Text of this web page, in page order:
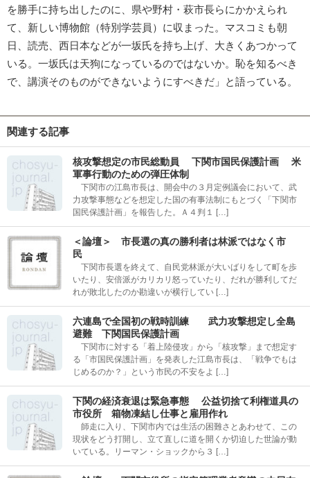
を勝手に持ち出したのに、県や野村・萩市長らにかかえられ
て、新しい博物館（特別学芸員）に収まった。マスコミも朝
日、読売、西日本などが一坂氏を持ち上げ、大きくあつかって
いる。一坂氏は天狗になっているのではないか。恥を知るべき
で、講演そのものができないようにすべきだ」と語っている。
関連する記事
核攻撃想定の市民総動員 下関市国民保護計画 米
軍事行動のための弾圧体制
下関市の江島市長は、開会中の３月定例議会において、武
力攻撃事態などを想定した国の有事法制にもとづく「下関市
国民保護計画」を報告した。Ａ４判１ […]
＜論壇＞ 市長選の真の勝利者は林派ではなく市
民
下関市長選を終えて、自民党林派が大いばりをして町を歩
いたり、安倍派がカリカリ怒っていたり、だれが勝利してだ
れが敗北したのか勘違いが横行してい […]
六連島で全国初の戦時訓練 武力攻撃想定し全島
避難 下関国民保護計画
下関市に対する「着上陸侵攻」から「核攻撃」まで想定す
る「市国民保護計画」を発表した江島市長は、「戦争でもは
じめるのか？」という市民の不安をよ […]
下関の経済衰退は緊急事態 公益切捨て利権道具の
市役所 箱物凍結し仕事と雇用作れ
師走に入り、下関市内では生活の困難さとあわせて、この
現状をどう打開し、立て直しに道を開くか切迫した世論が動
いている。リーマン・ショックから３ […]